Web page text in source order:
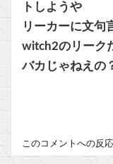
トしようや
リーカーに文句
witch2のリーク
バカじゃねえの
このコメントへの反